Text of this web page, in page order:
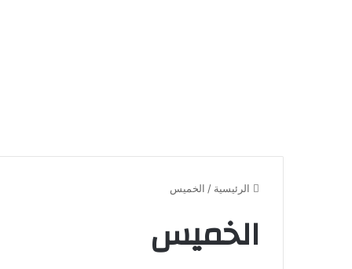
الرئيسية / الخميس
الخميس